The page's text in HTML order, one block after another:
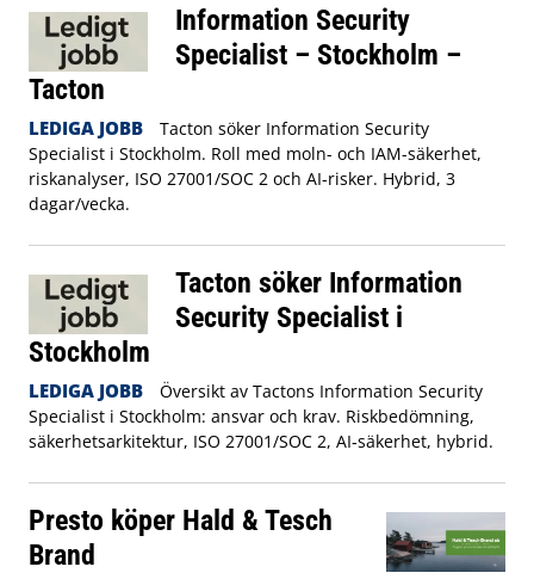
Information Security
Specialist – Stockholm –
Tacton
LEDIGA JOBB
Tacton söker Information Security
Specialist i Stockholm. Roll med moln- och IAM-säkerhet,
riskanalyser, ISO 27001/SOC 2 och AI-risker. Hybrid, 3
dagar/vecka.
Tacton söker Information
Security Specialist i
Stockholm
LEDIGA JOBB
Översikt av Tactons Information Security
Specialist i Stockholm: ansvar och krav. Riskbedömning,
säkerhetsarkitektur, ISO 27001/SOC 2, AI‑säkerhet, hybrid.
Presto köper Hald & Tesch
Brand